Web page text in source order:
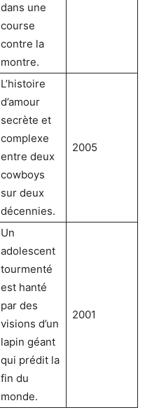
dans une
course
contre la
montre.
L’histoire
d’amour
secrète et
complexe
entre deux
cowboys
sur deux
décennies.
2005
Un
adolescent
tourmenté
est hanté
par des
visions d’un
lapin géant
qui prédit la
fin du
monde.
2001